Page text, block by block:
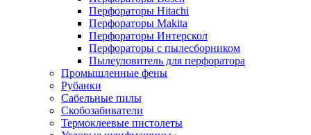
Перфораторы Hitachi
Перфораторы Makita
Перфораторы Интерскол
Перфораторы с пылесборником
Пылеуловитель для перфоратора
Промышленные фены
Рубанки
Сабельные пилы
Скобозабиватели
Термоклеевые пистолеты